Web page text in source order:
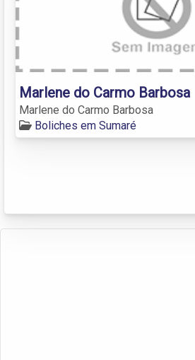
Marlene do Carmo Barbosa
Marlene do Carmo Barbosa
Boliches em Sumaré